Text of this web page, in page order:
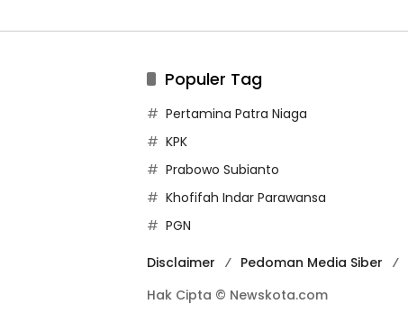
Populer Tag
Pertamina Patra Niaga
KPK
Prabowo Subianto
Khofifah Indar Parawansa
PGN
Disclaimer Pedoman Media Siber
Hak Cipta © Newskota.com